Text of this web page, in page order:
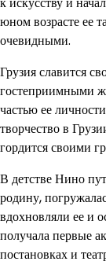
юном возрасте ее
очевидными.
Грузия славится
гостеприимными
частью ее
творчество в
гордится своими
В детстве Нино
родину,
вдохновляли ее и
получала первые
постановках и